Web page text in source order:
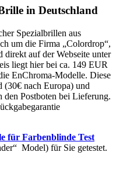
in Deutschland
Spezialbrillen aus
um die Firma „Colordrop“,
direkt auf der Webseite unter
liegt hier bei ca. 149 EUR
EnChroma-Modelle. Diese
(30€ nach Europa) und
den Postboten bei Lieferung.
für Farbenblinde Test
Model) für Sie getestet.